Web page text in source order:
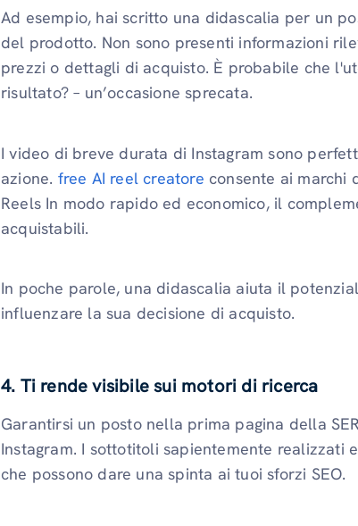
Ad esempio, hai scritto una didascalia per un
del prodotto. Non sono presenti informazioni
prezzi o dettagli di acquisto. È probabile che
risultato? – un’occasione sprecata.
I video di breve durata di Instagram sono
azione. free AI reel creatore consente ai marchi
Reels In modo rapido ed economico, il
acquistabili.
In poche parole, una didascalia aiuta il
influenzare la sua decisione di acquisto.
4. Ti rende visibile sui motori di ricerca
Garantirsi un posto nella prima pagina della
Instagram. I sottotitoli sapientemente realizzati
che possono dare una spinta ai tuoi sforzi SEO.